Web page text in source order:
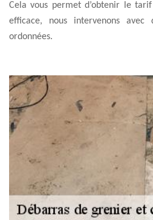
Cela vous permet d’obtenir le
efficace, nous intervenons avec
ordonnées.